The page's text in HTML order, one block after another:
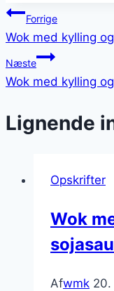
Forrige
Wok med kylling
Næste
Wok med kylling
Lignende
Opskrifter
Wok
Afwmk